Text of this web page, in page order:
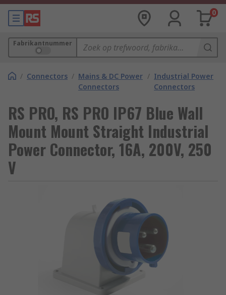
0
Fabrikantnummer
/ Connectors / Mains & DC Power
Connectors
/ Industrial Power
Connectors
RS PRO, RS PRO IP67 Blue Wall
Mount Mount Straight Industrial
Power Connector, 16A, 200V, 250
V